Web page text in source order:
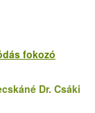
fokozó
Dr. Csáki